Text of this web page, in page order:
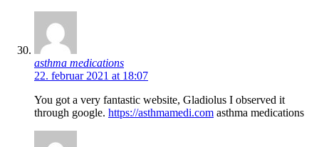
asthma medications
22. februar 2021 at 18:07
You got a very fantastic website, Gladiolus I observed it
through google. https://asthmamedi.com asthma medications